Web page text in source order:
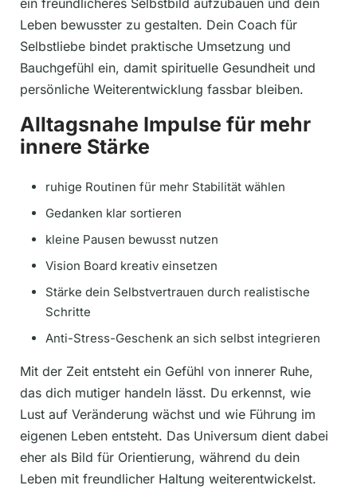
Leben bewusster zu gestalten. Dein Coach für
Selbstliebe bindet praktische Umsetzung und
Bauchgefühl ein, damit spirituelle Gesundheit und
persönliche Weiterentwicklung fassbar bleiben.
Alltagsnahe Impulse für mehr
innere Stärke
ruhige Routinen für mehr Stabilität wählen
Gedanken klar sortieren
kleine Pausen bewusst nutzen
Vision Board kreativ einsetzen
Stärke dein Selbstvertrauen durch realistische
Schritte
Anti-Stress-Geschenk an sich selbst integrieren
Mit der Zeit entsteht ein Gefühl von innerer Ruhe,
das dich mutiger handeln lässt. Du erkennst, wie
Lust auf Veränderung wächst und wie Führung im
eigenen Leben entsteht. Das Universum dient dabei
eher als Bild für Orientierung, während du dein
Leben mit freundlicher Haltung weiterentwickelst.